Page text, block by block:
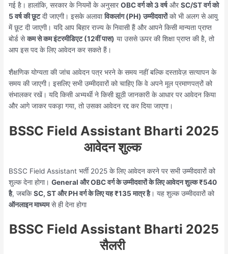
गई है। हालांकि, सरकार के नियमों के अनुसारOBC वर्ग को 3 वर्षऔरSC/ST वर्ग को
5 वर्ष की छूटदी जाएगी। इसके अलावाविकलांग (PH) उम्मीदवारोंको भी अलग से आयु
में छूट दी जाएगी। यदि आप बिहार राज्य के निवासी हैं और आपने किसी मान्यता प्राप्त
बोर्ड सेकम से कम इंटरमीडिएट (12वीं पास) या उससे ऊपर की शिक्षा प्राप्त की है, तो
आप इस पद के लिए आवेदन कर सकते हैं।
शैक्षणिक योग्यता की जांच आवेदन पत्र भरने के समय नहीं बल्कि दस्तावेज़ सत्यापन के
समय की जाएगी। इसलिए सभी उम्मीदवारों को चाहिए कि वे अपने मूल प्रमाणपत्रों को
संभालकर रखें। यदि किसी अभ्यर्थी ने किसी झूठी जानकारी के आधार पर आवेदन किया
और आगे जाकर पकड़ा गया, तो उसका आवेदन रद्द कर दिया जाएगा।
BSSC Field Assistant Bharti 2025
आवेदन शुल्क
BSSC Field Assistant भर्ती 2025 के लिए आवेदन करने पर सभी उम्मीदवारों को
शुल्क देना होगा।General और OBC वर्ग के उम्मीदवारों के लिए आवेदन शुल्क ₹540
है, जबकिSC, ST और PH वर्ग के लिए यह ₹135 मात्र है। यह शुल्क उम्मीदवारों को
ऑनलाइन माध्यमसे ही देना होगा
BSSC Field Assistant Bharti 2025
सैलरी